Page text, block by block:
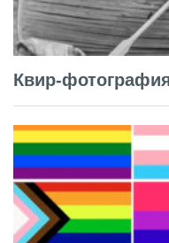
Квир-